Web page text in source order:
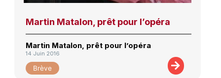
Martin Matalon, prêt pour l’opéra
Martin Matalon, prêt pour l’opéra
14 Juin 2016
Brève